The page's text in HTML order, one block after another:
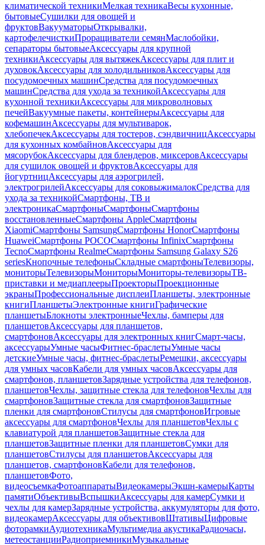
климатической техникиМелкая техникаВесы кухонные,
бытовыеСушилки для овощей и
фруктовВакууматорыОткрывалки,
картофелечисткиПроращиватели семянМаслобойки,
сепараторы бытовыеАксессуары для крупной
техникиАксессуары для вытяжекАксессуары для плит и
духовокАксессуары для холодильниковАксессуары для
посудомоечных машинСредства для посудомоечных
машинСредства для ухода за техникойАксессуары для
кухонной техникиАксессуары для микроволновых
печейВакуумные пакеты, контейнерыАксессуары для
кофемашинАксессуары для мультиварок,
хлебопечекАксессуары для тостеров, сэндвичницАксессуары
для кухонных комбайновАксессуары для
мясорубокАксессуары для блендеров, миксеровАксессуары
для сушилок овощей и фруктовАксессуары для
йогуртницАксессуары для аэрогрилей,
электрогрилейАксессуары для соковыжималокСредства для
ухода за техникойСмартфоны, ТВ и
электроникаСмартфоныСмартфоныСмартфоны
восстановленныеСмартфоны AppleСмартфоны
XiaomiСмартфоны SamsungСмартфоны HonorСмартфоны
HuaweiСмартфоны POCOСмартфоны InfinixСмартфоны
TecnoСмартфоны RealmeСмартфоны Samsung Galaxy S26
seriesКнопочные телефоныСкладные смартфоныТелевизоры,
мониторыТелевизорыМониторыМониторы-телевизорыТВ-
приставки и медиаплеерыПроекторыПроекционные
экраныПрофессиональные дисплеиПланшеты, электронные
книгиПланшетыЭлектронные книгиГрафические
планшетыБлокноты электронныеЧехлы, бамперы для
планшетовАксессуары для планшетов,
смартфоновАксессуары для электронных книгСмарт-часы,
аксессуарыУмные часыФитнес-браслетыУмные часы
детскиеУмные часы, фитнес-браслетыРемешки, аксессуары
для умных часовКабели для умных часовАксессуары для
смартфонов, планшетовЗарядные устройства для телефонов,
планшетовЧехлы, защитные стекла для телефоновЧехлы для
смартфоновЗащитные стекла для смартфоновЗащитные
пленки для смартфоновСтилусы для смартфоновИгровые
аксессуары для смартфоновЧехлы для планшетовЧехлы с
клавиатурой для планшетовЗащитные стекла для
планшетовЗащитные пленки для планшетовСумки для
планшетовСтилусы для планшетовАксессуары для
планшетов, смартфоновКабели для телефонов,
планшетовФото,
видеосъемкаФотоаппаратыВидеокамерыЭкшн-камерыКарты
памятиОбъективыВспышкиАксессуары для камерСумки и
чехлы для камерЗарядные устройства, аккумуляторы для фото,
видеокамерАксессуары для объективовШтативыЦифровые
фоторамкиАудиотехникаМультимедиа акустикаРадиочасы,
метеостанцииРадиоприемникиМузыкальные